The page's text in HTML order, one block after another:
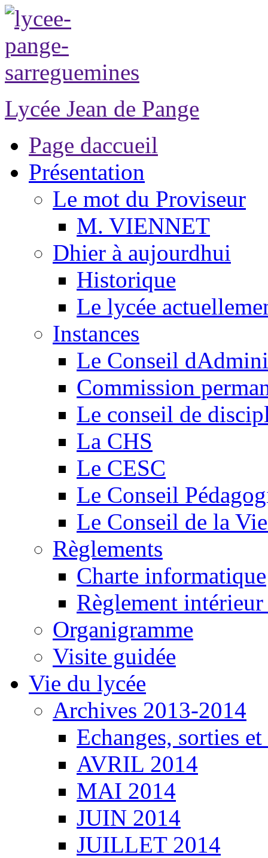
Lycée Jean de Pange
Page daccueil
Présentation
Le mot du Proviseur
M. VIENNET
Dhier à aujourdhui
Historique
Le lycée
Instances
Le Conseil
Commission
Le conseil de
La CHS
Le CESC
Le Conseil
Le Conseil de la
Règlements
Charte informatique
Règlement
Organigramme
Visite guidée
Vie du lycée
Archives 2013-2014
Echanges, sorties
AVRIL 2014
MAI 2014
JUIN 2014
JUILLET 2014